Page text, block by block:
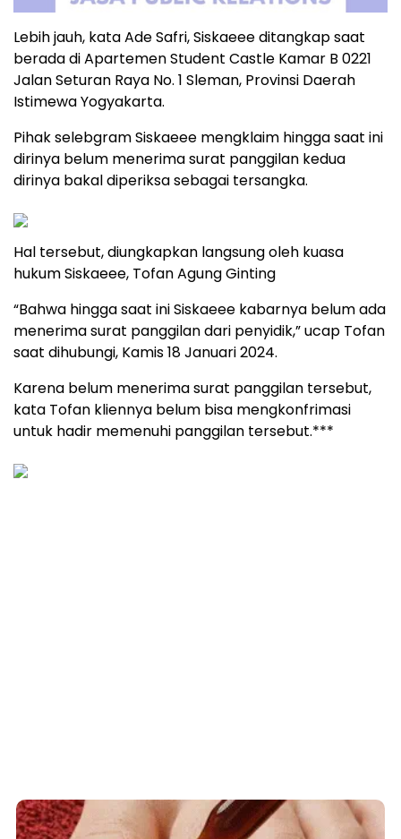
Lebih jauh, kata Ade Safri, Siskaeee ditangkap saat
berada di Apartemen Student Castle Kamar B 0221
Jalan Seturan Raya No. 1 Sleman, Provinsi Daerah
Istimewa Yogyakarta.
Pihak selebgram Siskaeee mengklaim hingga saat ini
dirinya belum menerima surat panggilan kedua
dirinya bakal diperiksa sebagai tersangka.
Hal tersebut, diungkapkan langsung oleh kuasa
hukum Siskaeee, Tofan Agung Ginting
“Bahwa hingga saat ini Siskaeee kabarnya belum ada
menerima surat panggilan dari penyidik,” ucap Tofan
saat dihubungi, Kamis 18 Januari 2024.
Karena belum menerima surat panggilan tersebut,
kata Tofan kliennya belum bisa mengkonfrimasi
untuk hadir memenuhi panggilan tersebut.***